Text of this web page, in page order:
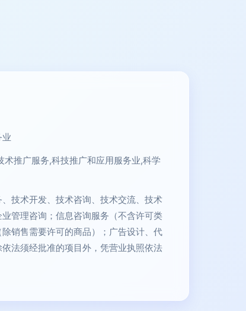
术推广服务,科技推广和应用服务业,科学
技术开发、技术咨询、技术交流、技术
管理咨询；信息咨询服务（不含许可类
销售需要许可的商品）；广告设计、代
法须经批准的项目外，凭营业执照依法